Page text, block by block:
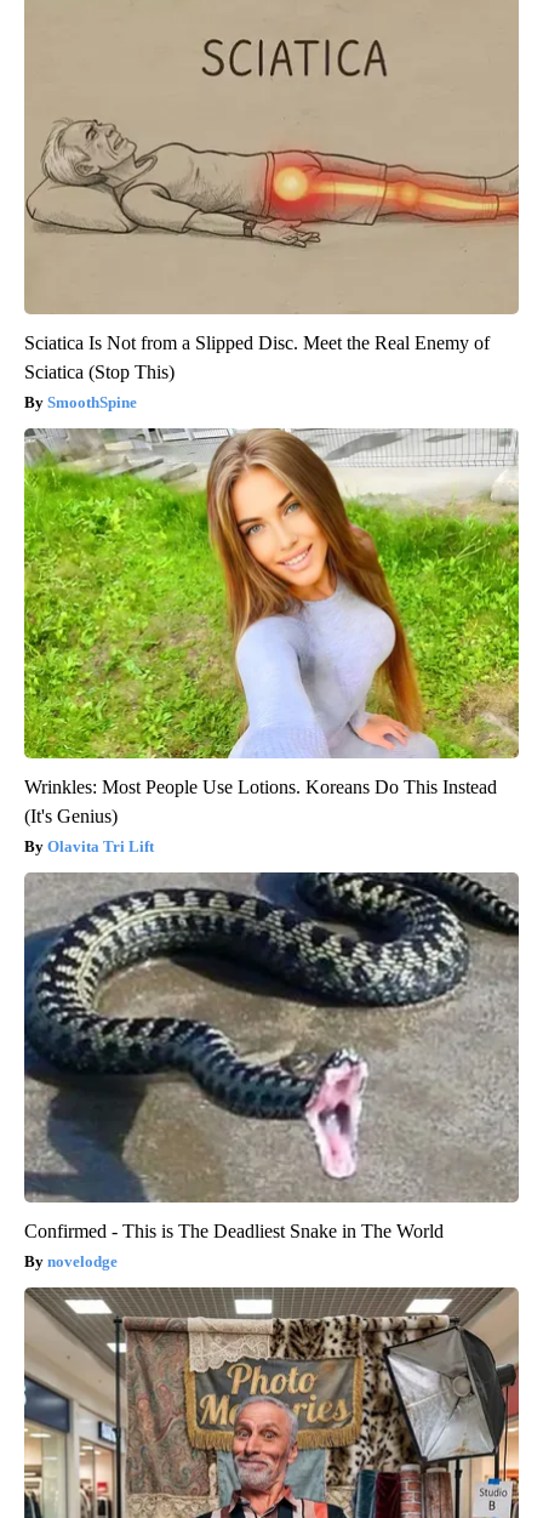
Sciatica Is Not from a Slipped Disc. Meet the Real Enemy of
Sciatica (Stop This)
SmoothSpine
Wrinkles: Most People Use Lotions. Koreans Do This Instead
(It's Genius)
Olavita Tri Lift
Confirmed - This is The Deadliest Snake in The World
novelodge